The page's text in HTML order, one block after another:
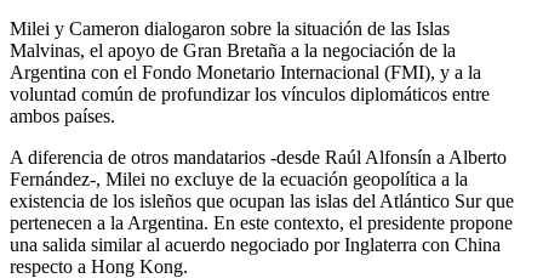
Milei y Cameron dialogaron sobre la situación de las Islas
Malvinas, el apoyo de Gran Bretaña a la negociación de la
Argentina con el Fondo Monetario Internacional (FMI), y a la
voluntad común de profundizar los vínculos diplomáticos entre
ambos países.
A diferencia de otros mandatarios -desde Raúl Alfonsín a Alberto
Fernández-, Milei no excluye de la ecuación geopolítica a la
existencia de los isleños que ocupan las islas del Atlántico Sur que
pertenecen a la Argentina. En este contexto, el presidente propone
una salida similar al acuerdo negociado por Inglaterra con China
respecto a Hong Kong.